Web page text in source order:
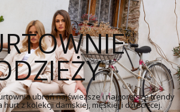
ubrań najświeższe i najgorętsze trendy
z kolekcji damskiej, męskiej i dziecięcej.